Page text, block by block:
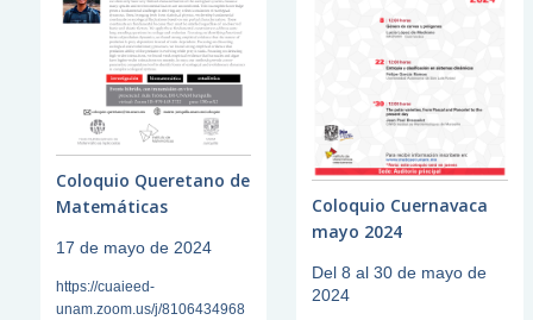
Coloquio Queretano de
Matemáticas
17 de mayo de 2024
https://cuaieed-
unam.zoom.us/j/8106434968
Coloquio Cuernavaca
mayo 2024
Del 8 al 30 de mayo de
2024